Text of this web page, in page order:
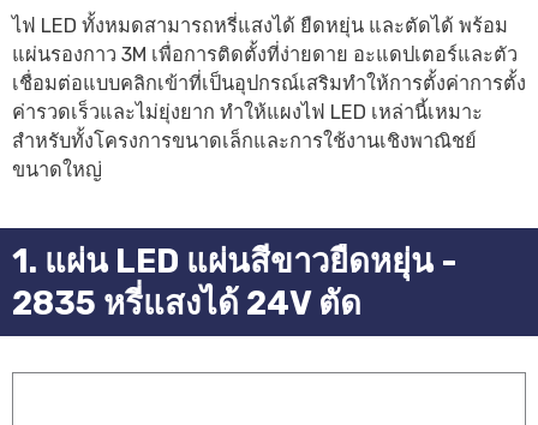
ไฟ LED ทั้งหมดสามารถหรี่แสงได้ ยืดหยุ่น และตัดได้ พร้อม
แผ่นรองกาว 3M เพื่อการติดตั้งที่ง่ายดาย อะแดปเตอร์และตัว
เชื่อมต่อแบบคลิกเข้าที่เป็นอุปกรณ์เสริมทำให้การตั้งค่าการตั้ง
ค่ารวดเร็วและไม่ยุ่งยาก ทำให้แผงไฟ LED เหล่านี้เหมาะ
สำหรับทั้งโครงการขนาดเล็กและการใช้งานเชิงพาณิชย์
ขนาดใหญ่
1. แผ่น LED แผ่นสีขาวยืดหยุ่น -
2835 หรี่แสงได้ 24V ตัด